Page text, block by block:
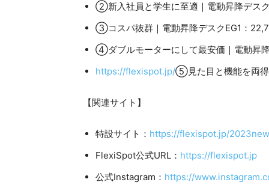
②新入社員と学生に至適｜電動昇降デス
③コスパ抜群｜電動昇降デスクEG1：
④ダブルモーターにして最安価｜電動昇
https://flexispot.jp/⑤見た目と機能を両得
【関連サイト】
特設サイト： https://flexispot.jp/
FlexiSpot公式URL： https://flexispot.jp
公式Instagram： https://